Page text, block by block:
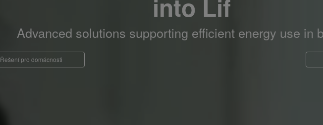
into Lif
Advanced solutions supporting efficient energy use in
Řešení pro domácnosti